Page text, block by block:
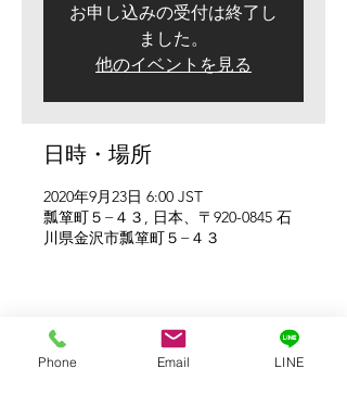
お申し込みの受付は終了し
ました。
他のイベントを見る
日時・場所
2020年9月23日 6:00 JST
瓢箪町５−４３, 日本、〒920-0845 石
川県金沢市瓢箪町５−４３
このイベントをシェア
Phone Email LINE